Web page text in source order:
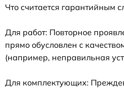
Что считается гарантийным
Для работ: Повторное
прямо обусловлен с
(например, неправильная
Для комплектующих: